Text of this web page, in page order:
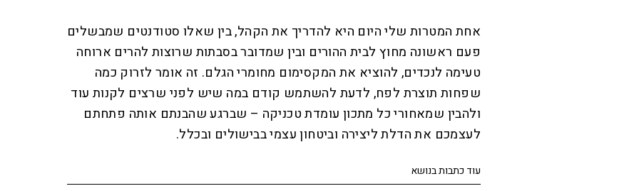
אחת המטרות שלי היום היא להדריך את הקהל, בין שאלו סטודנטים שמבשלים
פעם ראשונה מחוץ לבית ההורים ובין שמדובר בסבתות שרוצות להרים ארוחה
טעימה לנכדים, להוציא את המקסימום מחומרי הגלם. זה אומר לזרוק כמה
שפחות תוצרת לפח, לדעת להשתמש קודם במה שיש לפני שרצים לקנות עוד
ולהבין שמאחורי כל מתכון עומדת טכניקה – שברגע שהבנתם אותה פתחתם
לעצמכם את הדלת ליצירה וביטחון עצמי בבישולים ובכלל.
עוד כתבות בנושא